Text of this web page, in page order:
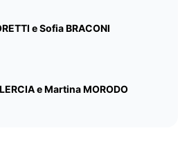
e Sofia BRACONI
e Martina MORODO